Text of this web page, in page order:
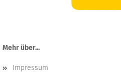
Mehr über...
Impressum